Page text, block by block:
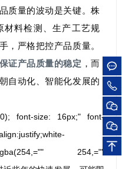
质量的波动是关键。株
材料检测、生产工艺规
，严格把控产品质量。
证产品质量的稳定 ，而
自动化、智能化发展的
font-size: 16px;" font-
254,=""